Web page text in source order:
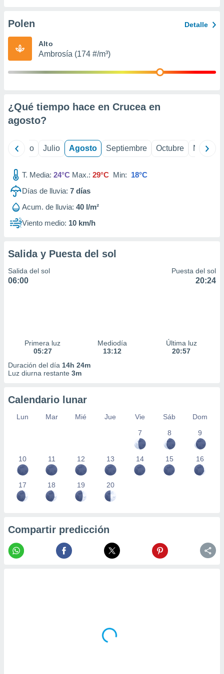
e
mediante
de
1199
Polen Detalle
Alto
Ambrosía (174 #/m³)
¿Qué tiempo hace en Crucea en
agosto?
Junio Julio Agosto Septiembre Octubre
T. Media: 24°C Max.: 29°C Min: 18°C
Días de lluvia: 7 días
Acum. de lluvia: 40 l/m²
Viento medio: 10 km/h
Salida y Puesta del sol
Salida del sol
06:00
Puesta del sol
20:24
Primera luz
05:27
Mediodía
13:12
Última luz
20:57
Duración del día 14h 24m
Luz diurna restante 3m
Calendario lunar
Lun Mar Mié Jue Vie Sáb
Dom
7
8 9
10 11 12 13 14 15 16
17 18 19 20
Compartir predicción